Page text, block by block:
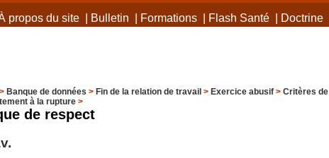
propos du site| Bulletin Formations| Flash Santé| Doctrine|
> Banque de données > Fin de la relation de travail > Exercice abusif> Critères de
à la rupture>
de respect